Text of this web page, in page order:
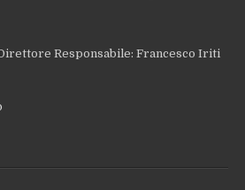
Responsabile: Francesco Iriti